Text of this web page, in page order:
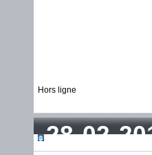
Hors ligne
28-02-